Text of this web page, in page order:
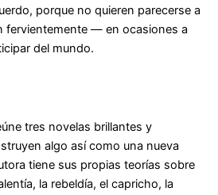
porque no quieren parecerse a
fervientemente — en ocasiones a
del mundo.
tres novelas brillantes y
algo así como una nueva
tiene sus propias teorías sobre
la rebeldía, el capricho, la